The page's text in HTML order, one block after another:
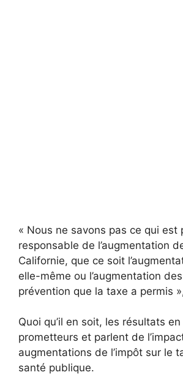
« Nous ne savons pas ce qui est
responsable de l’augmentation
Californie, que ce soit
elle-même ou l’augmentation
prévention que la taxe a permis
Quoi qu’il en soit, les résultats
prometteurs et parlent de
augmentations de l’impôt sur le
santé publique.